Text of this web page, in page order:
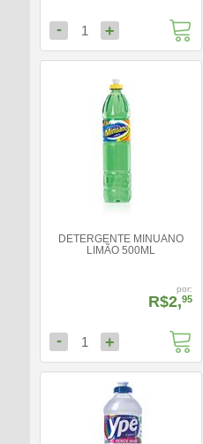
- 1 +
DETERGENTE MINUANO
LIMÃO 500ML
por:
R$2,95
- 1 +